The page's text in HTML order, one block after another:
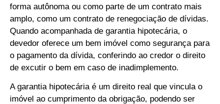
forma autônoma ou como parte de um contrato mais
amplo, como um contrato de renegociação de dívidas.
Quando acompanhada de garantia hipotecária, o
devedor oferece um bem imóvel como segurança para
o pagamento da dívida, conferindo ao credor o direito
de excutir o bem em caso de inadimplemento.
A garantia hipotecária é um direito real que vincula o
imóvel ao cumprimento da obrigação, podendo ser